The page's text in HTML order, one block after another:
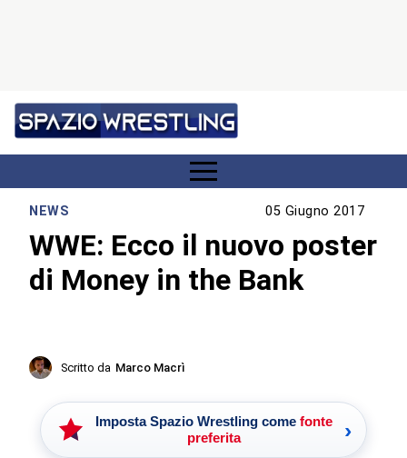
NEWS 05 Giugno 2017
WWE: Ecco il nuovo poster
di Money in the Bank
Scritto da Marco Macrì
Imposta Spazio Wrestling come fonte
preferita
›